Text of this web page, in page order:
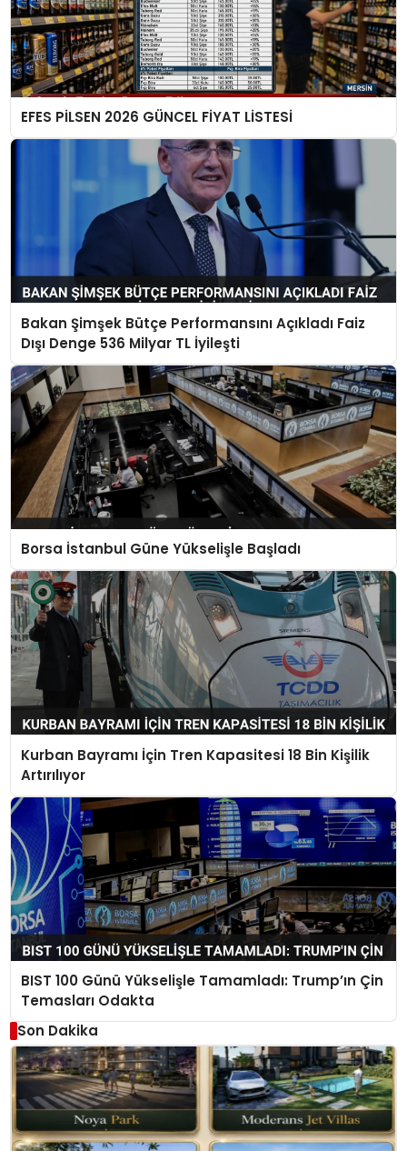
EFES PİLSEN 2026 GÜNCEL FİYAT LİSTESİ
Bakan Şimşek Bütçe Performansını Açıkladı Faiz
Dışı Denge 536 Milyar TL İyileşti
Borsa İstanbul Güne Yükselişle Başladı
Kurban Bayramı İçin Tren Kapasitesi 18 Bin Kişilik
Artırılıyor
BIST 100 Günü Yükselişle Tamamladı: Trump’ın Çin
Temasları Odakta
Son Dakika